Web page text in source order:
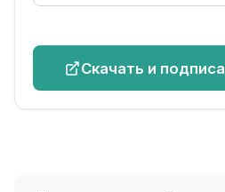
Скачать и